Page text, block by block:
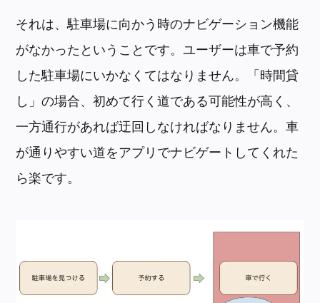
それは、駐車場に向かう時のナビゲーション機能
がなかったということです。ユーザーは車で予約
した駐車場にいかなくてはなりません。「時間貸
し」の場合、初めて行く道である可能性が高く、
一方通行があれば迂回しなければなりません。車
が通りやすい道をアプリでナビゲートしてくれた
ら楽です。